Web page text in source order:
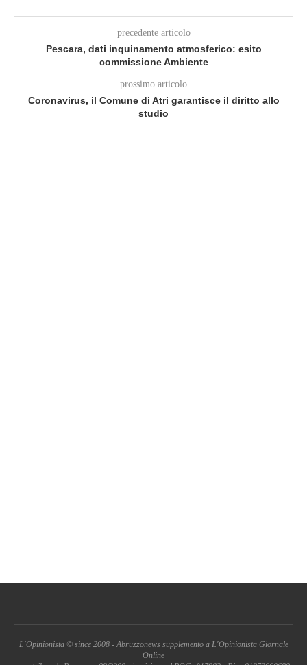
precedente articolo
Pescara, dati inquinamento atmosferico: esito
commissione Ambiente
prossimo articolo
Coronavirus, il Comune di Atri garantisce il diritto allo
studio
L'Opinionista © since 2008 - Abruzzonews supplemento a L'Opinionista Giornale
Online